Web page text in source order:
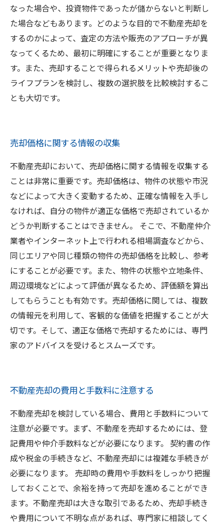
なった場合や、投資物件であったが儲からないと判断し
た場合などもあります。どのような目的で不動産売却を
するのかによって、査定の方法や販売のアプローチが異
なってくるため、最初に明確にすることが重要となりま
す。また、売却することで得られるメリットや売却後の
ライフプランを検討し、複数の選択肢を比較検討するこ
とも大切です。
売却価格に関する情報の収集
不動産売却において、売却価格に関する情報を収集する
ことは非常に重要です。売却価格は、物件の状態や市況
などによって大きく変動するため、正確な情報を入手し
なければ、自分の物件が適正な価格で売却されているか
どうか判断することはできません。 そこで、不動産仲介
業者やインターネット上で行われる相場調査などから、
同じエリアや同じ種類の物件の売却価格を比較し、参考
にすることが必要です。また、物件の状態や立地条件、
周辺環境などによって評価が異なるため、評価額を算出
してもらうことも有効です。売却価格に関しては、複数
の情報元を利用して、客観的な価値を把握することが大
切です。そして、適正な価格で売却するためには、専門
家のアドバイスを受けるとスムーズです。
不動産売却の費用と手数料に注意する
不動産売却を検討している場合、費用と手数料について
注意が必要です。まず、不動産を売却するためには、登
記費用や仲介手数料などが必要になります。 契約書の作
成や税金の手続きなど、不動産売却には複雑な手続きが
必要になります。 売却時の費用や手数料をしっかり把握
しておくことで、余裕を持って売却を進めることができ
ます。不動産売却は大きな取引であるため、売却手続き
や費用について不明な点があれば、専門家に相談してく